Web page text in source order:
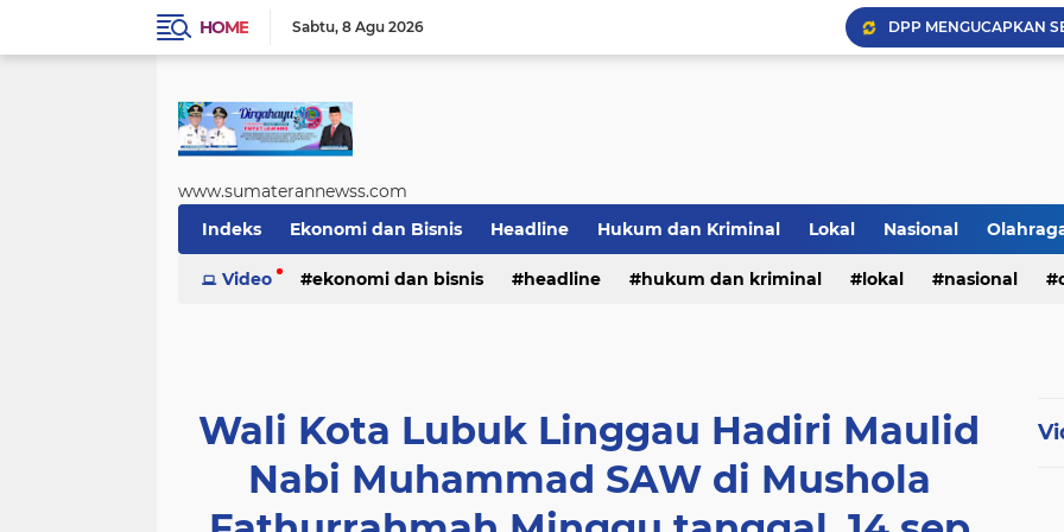
HOME Sabtu 8 Agu 2026
DPP MENGUCAPKAN
Hadapi Musim
Bupati Panca Hadiri
www.sumaterannewss.com
Indeks
Ekonomi dan Bisnis Headline Hukum dan Kriminal Lokal Nasional
Sosial dan Budaya Sumsel Update
Video ekonomi dan bisnis headline hukum dan kriminal lokal nasional
Wali Kota Lubuk Linggau Hadiri Maulid
Nabi Muhammad SAW di Mushola